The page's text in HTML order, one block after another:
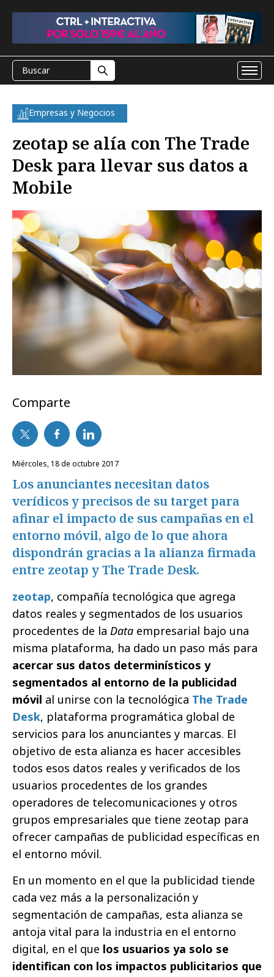
Empresas y Negocios
zeotap se alía con The Trade
Desk para llevar sus datos a
Mobile
Comparte
miércoles, 18 de octubre 2017
Los anunciantes necesitan datos
verídicos y precisos de su target para
afinar el impacto de sus campañas en el
entorno móvil, algo de lo que ahora
dispondrán gracias a la alianza firmada
entre zeotap y The Trade Desk.
zeotap, compañía tecnológica que agrega
datos reales y segmentados de los usuarios
procedentes de la Data empresarial bajo una
misma plataforma, ha dado un paso más para
acercar sus datos determinísticos y
segmentados al entorno de la publicidad
móvil al unirse con la tecnológica The Trade
Desk, plataforma programática global de
servicios para los anunciantes y marcas. El
objetivo de esta alianza es hacer accesibles
todos esos datos reales y verificados de los
usuarios procedentes de los grandes
operadores de telecomunicaciones y otros
grupos empresariales que tiene zeotap para
ofrecer campañas de publicidad específicas en
el entorno móvil.
En un momento en el que la publicidad tiende
cada vez más a la personalización y
segmentación de campañas, esta alianza se
antoja vital para la industria en el entorno
digital, en el que los usuarios ya solo se
identifican con los impactos publicitarios que